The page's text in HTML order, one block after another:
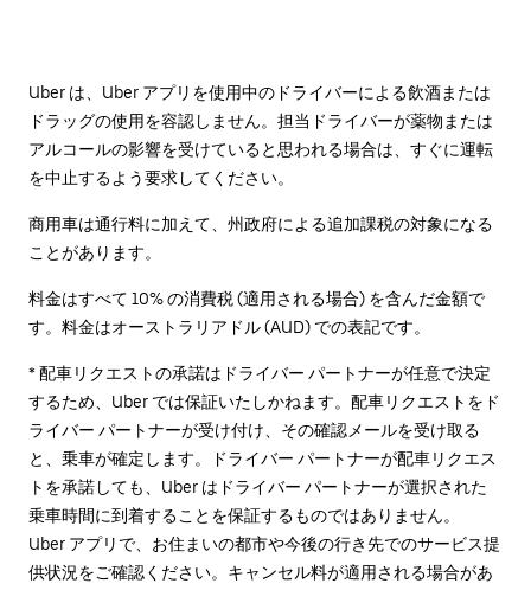
Uber は、Uber アプリを使用中のドライバーによる飲酒または
ドラッグの使用を容認しません。担当ドライバーが薬物または
アルコールの影響を受けていると思われる場合は、すぐに運転
を中止するよう要求してください。
商用車は通行料に加えて、州政府による追加課税の対象になる
ことがあります。
料金はすべて 10% の消費税 (適用される場合) を含んだ金額で
す。料金はオーストラリアドル (AUD) での表記です。
* 配車リクエストの承諾はドライバー パートナーが任意で決定
するため、Uber では保証いたしかねます。配車リクエストをド
ライバー パートナーが受け付け、その確認メールを受け取る
と、乗車が確定します。ドライバー パートナーが配車リクエス
トを承諾しても、Uber はドライバー パートナーが選択された
乗車時間に到着することを保証するものではありません。
Uber アプリで、お住まいの都市や今後の行き先でのサービス提
供状況をご確認ください。キャンセル料が適用される場合があ